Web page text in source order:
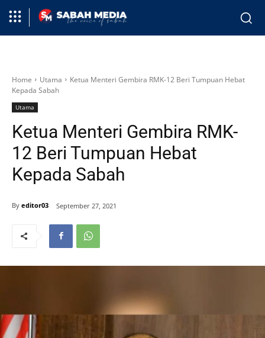
Home Utama
Ketua Menteri Gembira RMK-12 Beri Tumpuan Hebat
Kepada Sabah
Utama
Ketua Menteri Gembira RMK-
12 Beri Tumpuan Hebat
Kepada Sabah
By editor03 September 27, 2021